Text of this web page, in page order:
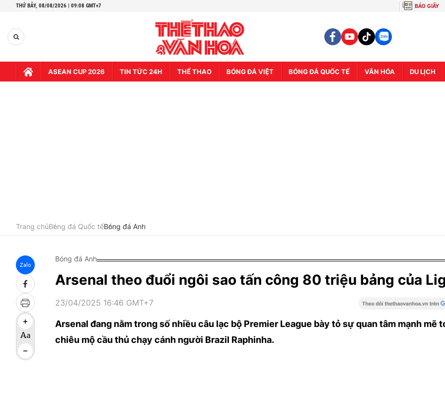
THỨ BẢY, 08/08/2026 | 09:08 GMT+7 BÁO GIẤY
ASEAN CUP 2026 TIN TỨC 24H THỂ THAO BÓNG ĐÁ VIỆT BÓNG ĐÁ QUỐC TẾ VĂN HÓA DU LỊCH
Trang chủBóng đá Quốc tếBóng đá Anh
Zalo
Bóng đá Anh
Arsenal theo đuổi ngôi sao tấn công 80 triệu bảng của
23/04/2025 16:46 GMT+7
Arsenal đang nằm trong số nhiều câu lạc bộ Premier League bày tỏ sự quan tâm mạnh mẽ
chiêu mộ cầu thủ chạy cánh người Brazil Raphinha.